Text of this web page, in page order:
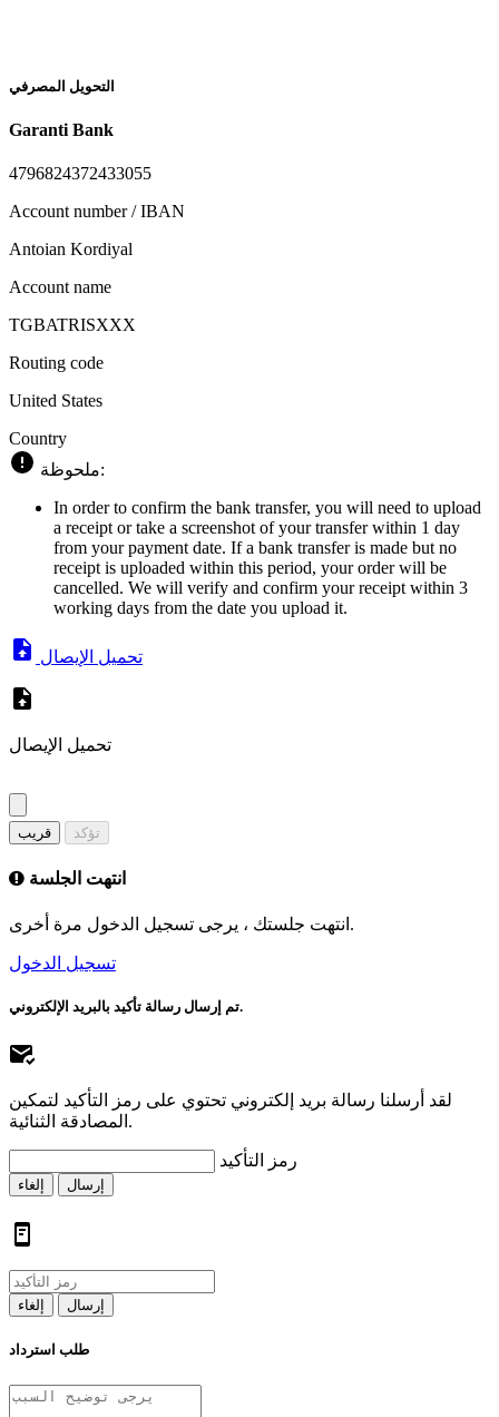
التحويل المصرفي
Garanti Bank
4796824372433055
Account number / IBAN
Antoian Kordiyal
Account name
TGBATRISXXX
Routing code
United States
Country
ملحوظة:
In order to confirm the bank transfer, you will need to upload
a receipt or take a screenshot of your transfer within 1 day
from your payment date. If a bank transfer is made but no
receipt is uploaded within this period, your order will be
cancelled. We will verify and confirm your receipt within 3
working days from the date you upload it.
تحميل الإيصال
تحميل الإيصال
قريب تؤكد
انتهت الجلسة
انتهت جلستك ، يرجى تسجيل الدخول مرة أخرى.
تسجيل الدخول
تم إرسال رسالة تأكيد بالبريد الإلكتروني.
لقد أرسلنا رسالة بريد إلكتروني تحتوي على رمز التأكيد لتمكين
المصادقة الثنائية.
رمز التأكيد
إلغاء إرسال
إلغاء إرسال
طلب استرداد